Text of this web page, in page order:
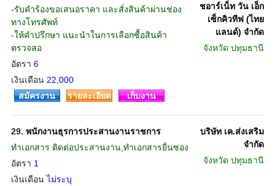
-รับคำร้องขอเสนอราคา และสั่งสินค้าผ่านช่อง
ทางโทรศัพท์
-ให้คำปรึกษา แนะนำในการเลือกซื้อสินค้า
ตรวจสอ
อัตรา 6
เงินเดือน 22,000
ชอาร์เน็ท วัน เอ็ก
เซ็กคิวทีฟ (ไทย
แลนด์) จำกัด
จังหวัด ปทุมธานี
สมัครงาน รายละเอียด เก็บงาน
29. พนักงานธุรการประสานงานราชการ
ทำเอกสาร ติดต่อประสานงาน,ทำเอกสารยื่นซอง
อัตรา 1
เงินเดือนไม่ระบุ
บริษัท เค.ส่งเสริม
จำกัด
จังหวัด ปทุมธานี